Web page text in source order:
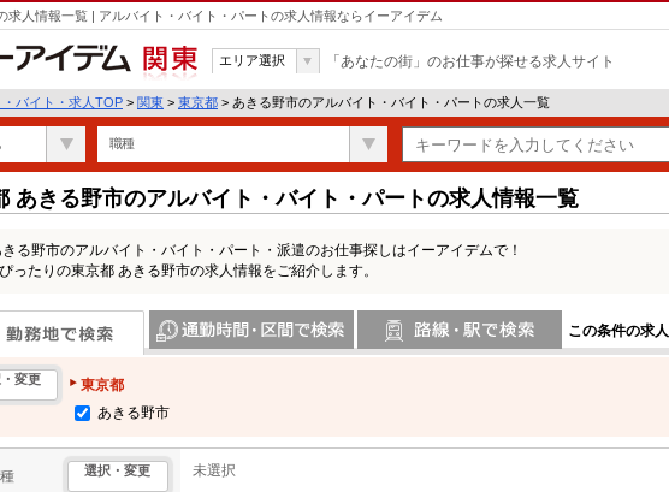
求人情報一覧 | アルバイト・バイト・パートの求人情報ならイーアイデム
関東
エリア選択 「あなたの街」のお仕事が探せる求人サイト
・バイト・求人TOP > 関東 > 東京都 > あきる野市のアルバイト・バイト・パートの求人一覧
職種
あきる野市のアルバイト・バイト・パートの求人情報一覧
る野市のアルバイト・バイト・パート・派遣のお仕事探しはイーアイデムで！
ったりの東京都 あきる野市の求人情報をご紹介します。
この条件の求人
索
変更
東京都
あきる野市
選択・変更 未選択